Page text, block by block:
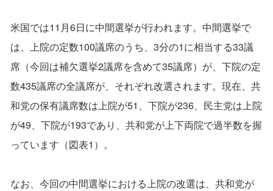
米国では11月6日に中間選挙が行われます。中間選挙で
は、上院の定数100議席のうち、3分の1に相当する33議
席（今回は補欠選挙2議席を含めて35議席）が、下院の定
数435議席の全議席が、それぞれ改選されます。現在、共
和党の保有議席数は上院が51、下院が236、民主党は上院
が49、下院が193であり、共和党が上下両院で過半数を握
っています（図表1）。
なお、今回の中間選挙における上院の改選は、共和党が